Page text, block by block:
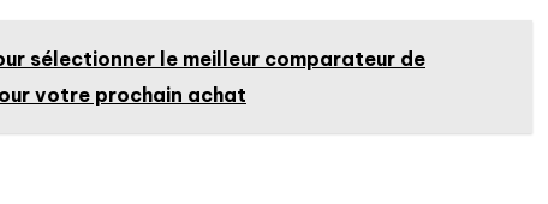
sélectionner le meilleur comparateur de
votre prochain achat